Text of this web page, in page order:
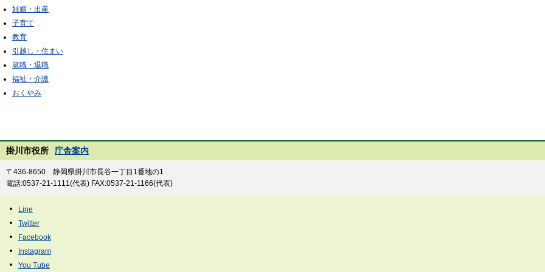
妊娠・出産
子育て
教育
引越し・住まい
就職・退職
福祉・介護
おくやみ
掛川市役所 庁舎案内
〒436-8650 静岡県掛川市長谷一丁目1番地の1
電話:0537-21-1111(代表) FAX:0537-21-1166(代表)